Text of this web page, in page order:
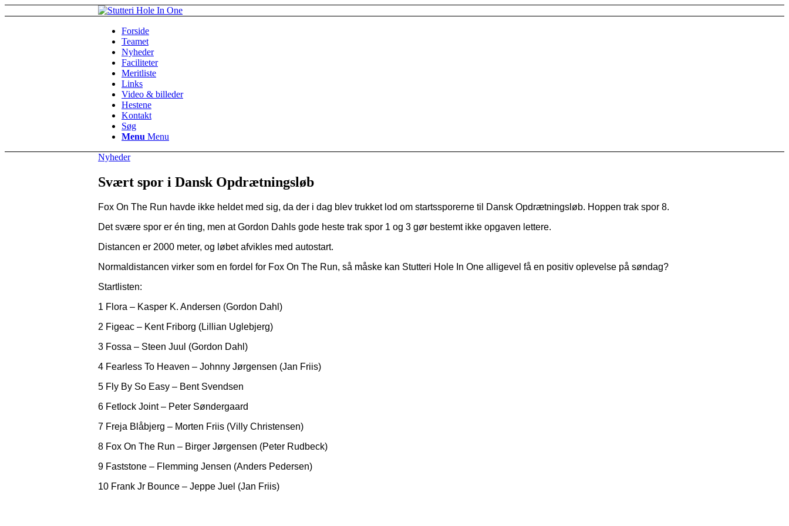
Forside
Teamet
Nyheder
Faciliteter
Meritliste
Links
Video & billeder
Hestene
Kontakt
Søg
Menu Menu
Nyheder
Svært spor i Dansk Opdrætningsløb
Fox On The Run havde ikke heldet med sig, da der i dag blev trukket lod om startssporerne til Dansk Opdrætningsløb. Hoppen trak spor 8.
Det svære spor er én ting, men at Gordon Dahls gode heste trak spor 1 og 3 gør bestemt ikke opgaven lettere.
Distancen er 2000 meter, og løbet afvikles med autostart.
Normaldistancen virker som en fordel for Fox On The Run, så måske kan Stutteri Hole In One alligevel få en positiv oplevelse på søndag?
Startlisten:
1 Flora – Kasper K. Andersen (Gordon Dahl)
2 Figeac – Kent Friborg (Lillian Uglebjerg)
3 Fossa – Steen Juul (Gordon Dahl)
4 Fearless To Heaven – Johnny Jørgensen (Jan Friis)
5 Fly By So Easy – Bent Svendsen
6 Fetlock Joint – Peter Søndergaard
7 Freja Blåbjerg – Morten Friis (Villy Christensen)
8 Fox On The Run – Birger Jørgensen (Peter Rudbeck)
9 Faststone – Flemming Jensen (Anders Pedersen)
10 Frank Jr Bounce – Jeppe Juel (Jan Friis)